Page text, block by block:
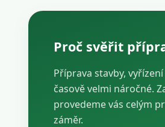
Proč svěřit
Příprava stavby,
časově velmi náročné.
provedeme vás celým
záměr.